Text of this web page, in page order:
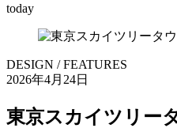
today
DESIGN / FEATURES
2026年4月24日
東京スカイツリー